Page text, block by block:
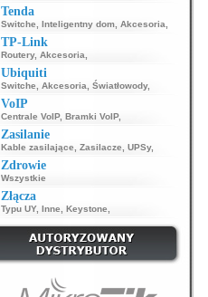
Tenda
Switche Inteligentny dom, Akcesoria
TP-Link
Routery, Akcesoria
Ubiquiti
Switche Akcesoria Światłowody,
VoIP
Centrale VoIP, Bramki VoIP,
Zasilanie
Kable zasilające Zasilacze UPSy,
Zdrowie
Wszystkie
Złącza
Typu UY, Inne Keystone